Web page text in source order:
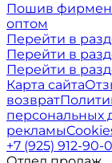
Пошив
оптом
Перейти в
Перейти в
Перейти в
Карта сайта
возврат
персональных
рекламы
+7 (925) 912-90-